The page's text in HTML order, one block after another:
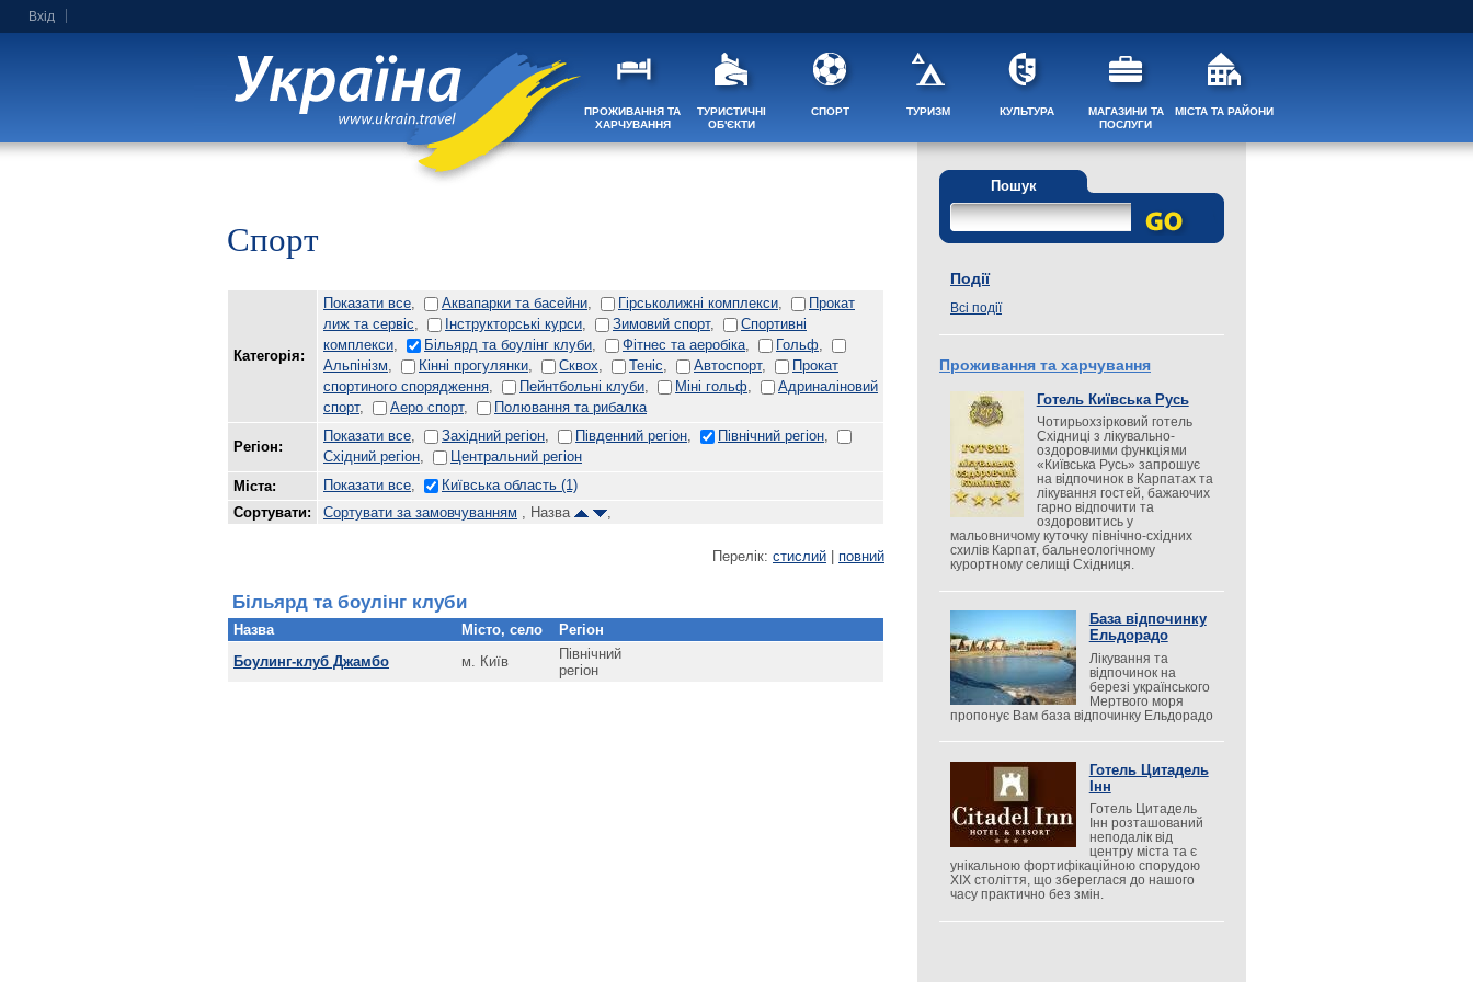
Вхід
ПРОЖИВАННЯ ТА
ХАРЧУВАННЯ
ТУРИСТИЧНІ
ОБ'ЄКТИ
СПОРТ ТУРИЗМ КУЛЬТУРА
МАГАЗИНИ ТА
ПОСЛУГИ
МІСТА ТА РАЙОНИ
Спорт
Категорія:
Показати все Аквапарки та басейни Гірськолижні комплекси
Прокат
лиж та сервіс
Інструкторські курси Зимовий спорт,
Спортивні
комплекси
Більярд та боулінг клуби Фітнес та аеробіка Гольф
Альпінізм
Кінні прогулянки Сквох Теніс Автоспорт,
Прокат
спортиного спорядження
Пейнтбольні клуби Міні гольф
Адриналіновий
спорт, Аеро спорт, Полювання та рибалка
Регіон:
Показати все Західний регіон Південний регіон Північний регіон
Східний регіон
Центральний регіон
Міста:
Показати все Київська область (1)
Сортувати:
Сортувати за замовчуванням , Назва
Перелік: стислий повний
Більярд та боулінг клуби
Назва Місто, село
Регіон
Боулинг-клуб Джамбо
м. Київ
Північний
регіон
Пошук
Події
Всі події
Проживання та харчування
Готель Київська Русь
Чотирьохзірковий готель
Східниці з лікувально-
оздоровчими функціями
«Київська Русь» запрошує
на відпочинок в Карпатах та
лікування гостей, бажаючих
гарно відпочити та
оздоровитись у
мальовничому куточку північно-східних
схилів Карпат, бальнеологічному
курортному селищі Східниця.
База відпочинку
Ельдорадо
Лікування та
відпочинок на
березі українського
Мертвого моря
пропонує Вам база відпочинку Ельдорадо
Готель Цитадель
Інн
Готель Цитадель
Інн розташований
неподалік від
центру міста та є
унікальною фортифікаційною спорудою
XIX століття, що збереглася до нашого
часу практично без змін.